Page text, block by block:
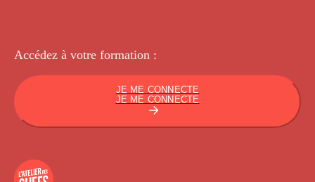
Accédez à votre formation :
JE ME CONNECTE
JE ME CONNECTE